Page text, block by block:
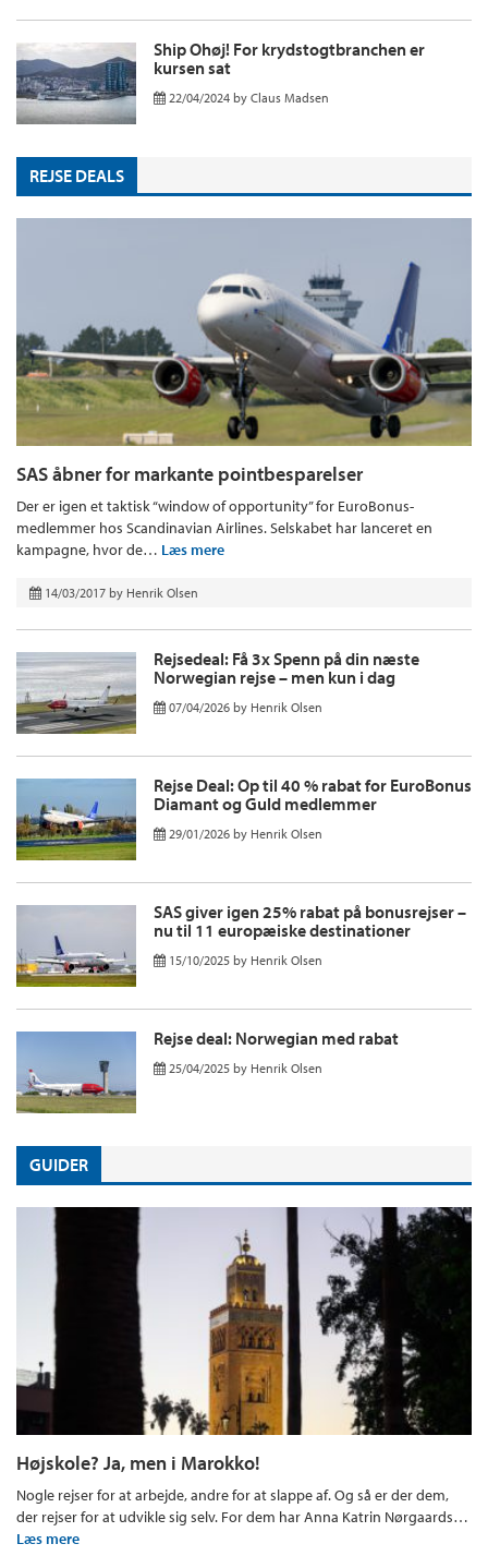
Ship Ohøj! For krydstogtbranchen er
kursen sat
22/04/2024 by Claus Madsen
REJSE DEALS
SAS åbner for markante pointbesparelser
Der er igen et taktisk “window of opportunity” for EuroBonus-
medlemmer hos Scandinavian Airlines. Selskabet har lanceret en
kampagne, hvor de… Læs mere
14/03/2017 by Henrik Olsen
Rejsedeal: Få 3x Spenn på din næste
Norwegian rejse – men kun i dag
07/04/2026 by Henrik Olsen
Rejse Deal: Op til 40 % rabat for EuroBonus
Diamant og Guld medlemmer
29/01/2026 by Henrik Olsen
SAS giver igen 25% rabat på bonusrejser –
nu til 11 europæiske destinationer
15/10/2025 by Henrik Olsen
Rejse deal: Norwegian med rabat
25/04/2025 by Henrik Olsen
GUIDER
Højskole? Ja, men i Marokko!
Nogle rejser for at arbejde, andre for at slappe af. Og så er der dem,
der rejser for at udvikle sig selv. For dem har Anna Katrin Nørgaards…
Læs mere